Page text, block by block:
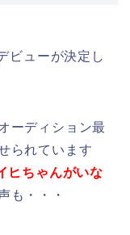
ビューが決定し
ーディション最
られています
ヒちゃんがいな
も・・・